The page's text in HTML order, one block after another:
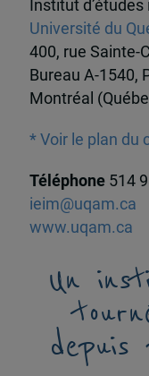
Institut
Université du
400, rue Sainte-
Bureau A-1540,
Montréal
* Voir le plan du
Téléphone 514
ieim@uqam.ca
www.uqam.ca
Un